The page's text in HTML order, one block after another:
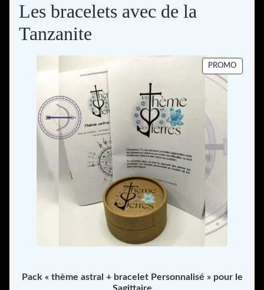
Les bracelets avec de la
Tanzanite
PROMO
EN
Pack « thème astral + bracelet Personnalisé » pour le
Sagittaire